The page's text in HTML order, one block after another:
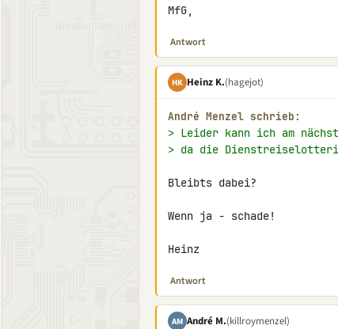
MfG,
Antwort
HK Heinz K.(hagejot)
André Menzel schrieb:
> Leider kann ich am
> da die
Bleibts dabei?
Wenn ja - schade!
Heinz
Antwort
AM André M.(killroymenzel)